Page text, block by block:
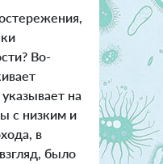
Во-
на
с низким и
в
было